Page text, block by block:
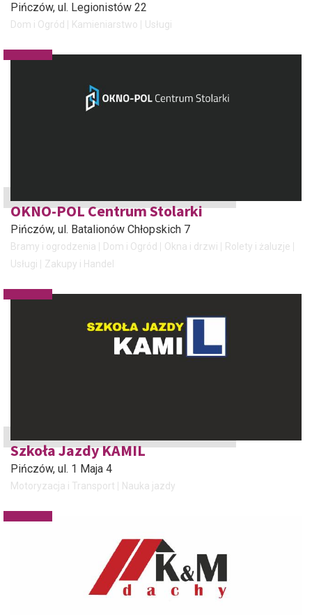
Pińczów, ul. Legionistów 22
Dom i Ogród Kamieniarstwo Usługi
OKNO-POL Centrum Stolarki
Pińczów, ul. Batalionów Chłopskich 7
Bramy i ogrodzenia Dom i Ogród Okna i drzwi
Rolety i żaluzje
Usługi
Zakupy i Handel
Szkoła Jazdy KAMIL
Pińczów, ul. 1 Maja 4
Motoryzacja i Transport Nauka jazdy